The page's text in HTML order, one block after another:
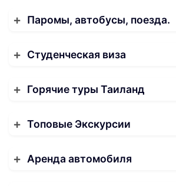
Паромы, автобусы, поезда.
Студенческая виза
Горячие туры Таиланд
Топовые Экскурсии
Аренда автомобиля